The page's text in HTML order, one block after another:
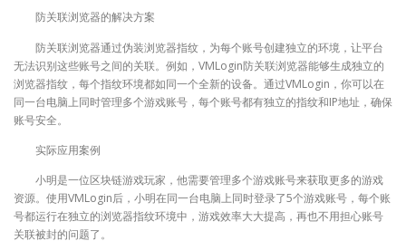
防关联浏览器的解决方案
防关联浏览器通过伪装浏览器指纹，为每个账号创建独立的环境，让平台
无法识别这些账号之间的关联。例如，VMLogin防关联浏览器能够生成独立的
浏览器指纹，每个指纹环境都如同一个全新的设备。通过VMLogin，你可以在
同一台电脑上同时管理多个游戏账号，每个账号都有独立的指纹和IP地址，确保
账号安全。
实际应用案例
小明是一位区块链游戏玩家，他需要管理多个游戏账号来获取更多的游戏
资源。使用VMLogin后，小明在同一台电脑上同时登录了5个游戏账号，每个账
号都运行在独立的浏览器指纹环境中，游戏效率大大提高，再也不用担心账号
关联被封的问题了。